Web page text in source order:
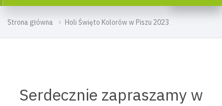
Strona główna Holi Święto Kolorów w Piszu 2023
Serdecznie zapraszamy w